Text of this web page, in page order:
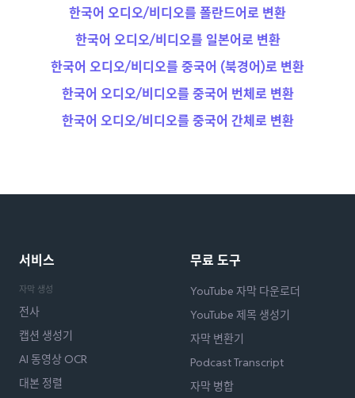
한국어 오디오/비디오를 폴란드어로 변환
한국어 오디오/비디오를 일본어로 변환
한국어 오디오/비디오를 중국어 (북경어)로 변환
한국어 오디오/비디오를 중국어 번체로 변환
한국어 오디오/비디오를 중국어 간체로 변환
서비스
자막 생성
전사
캡션 생성기
AI 동영상 OCR
대본 정렬
무료 도구
YouTube 자막 다운로더
YouTube 제목 생성기
자막 변환기
Podcast Transcript
자막 병합